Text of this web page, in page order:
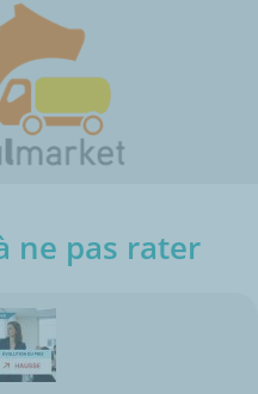
ne pas rater